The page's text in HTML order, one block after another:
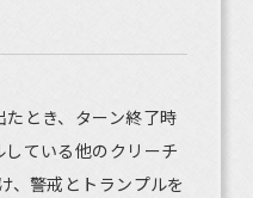
とき、ターン終了時
ている他のクリーチ
、警戒とトランプルを